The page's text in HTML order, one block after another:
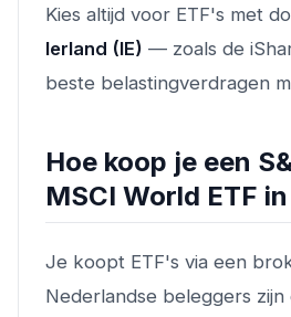
Kies altijd voor ETF's met
Ierland (IE) — zoals de
beste belastingverdragen
Hoe koop je een
MSCI World ETF
Je koopt ETF's via een
Nederlandse beleggers